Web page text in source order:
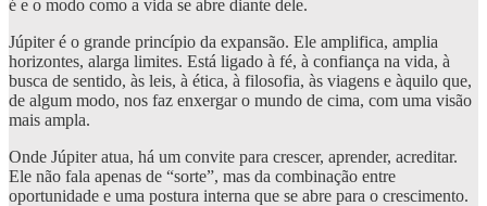
é e o modo como a vida se abre diante dele.
Júpiter é o grande princípio da expansão. Ele amplifica, amplia
horizontes, alarga limites. Está ligado à fé, à confiança na vida, à
busca de sentido, às leis, à ética, à filosofia, às viagens e àquilo que,
de algum modo, nos faz enxergar o mundo de cima, com uma visão
mais ampla.
Onde Júpiter atua, há um convite para crescer, aprender, acreditar.
Ele não fala apenas de “sorte”, mas da combinação entre
oportunidade e uma postura interna que se abre para o crescimento.